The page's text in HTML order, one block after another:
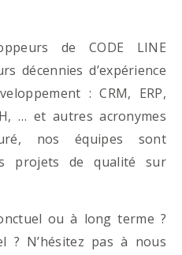
de CODE LINE
décennies d’expérience
: CRM, ERP,
… et autres acronymes
nos équipes sont
projets de qualité sur
ou à long terme ?
? N’hésitez pas à nous